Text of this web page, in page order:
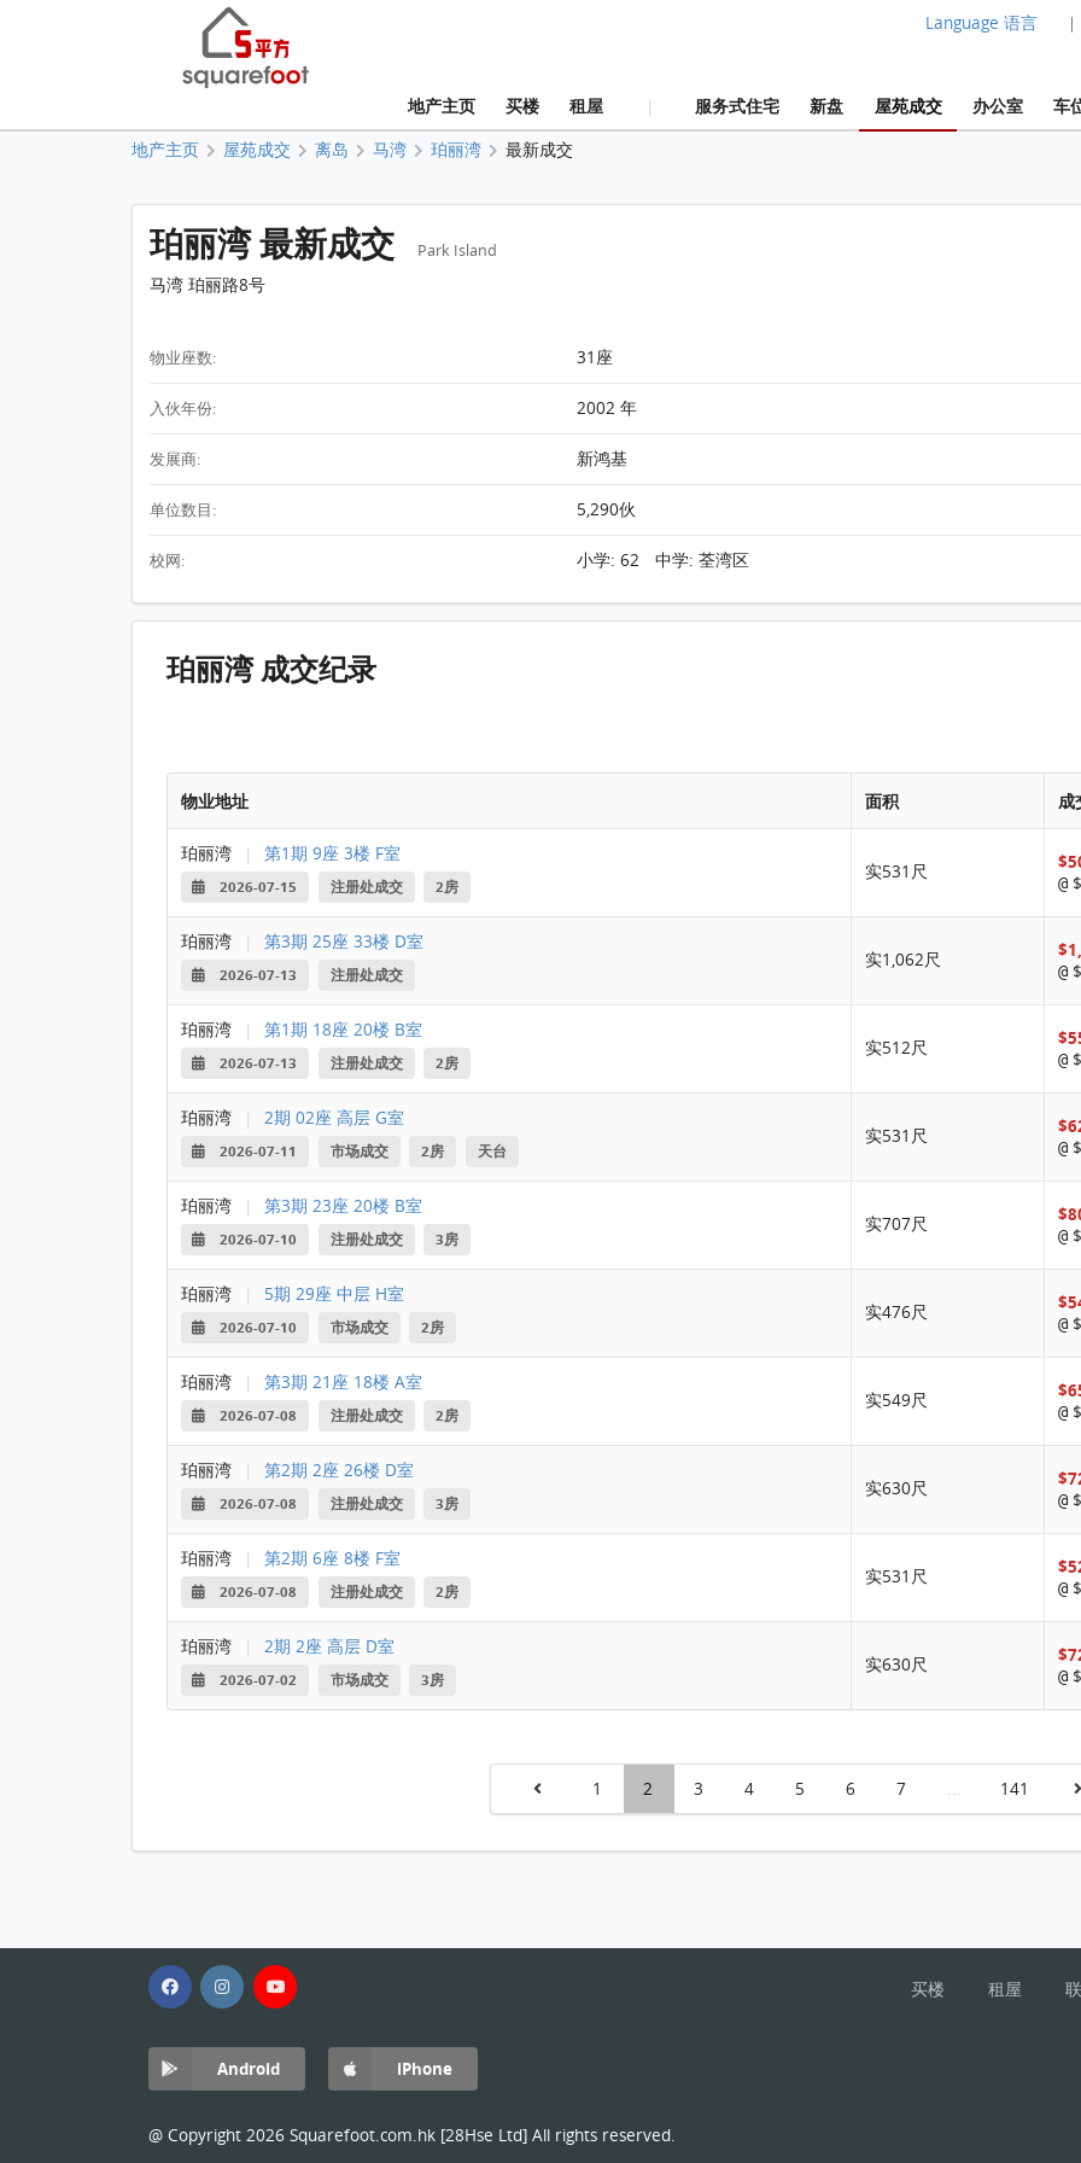
Language 语言 |
地产主页 买楼 租屋 | 服务式住宅 新盘 屋苑成交 办公室 车
地产主页 屋苑成交 离岛 马湾 珀丽湾 最新成交
珀丽湾 最新成交 Park Island
马湾 珀丽路8号
物业座数: 31座
入伙年份: 2002 年
发展商: 新鸿基
单位数目: 5,290伙
校网: 小学: 62 中学: 荃湾区
珀丽湾 成交纪录
物业地址 面积 成
珀丽湾 | 第1期 9座 3楼 F室
2026-07-15 注册处成交 2房
实531尺
@
珀丽湾 | 第3期 25座 33楼 D室
2026-07-13 注册处成交
实1,062尺
@
珀丽湾 | 第1期 18座 20楼 B室
2026-07-13 注册处成交 2房
实512尺
@
珀丽湾 | 2期 02座 高层 G室
2026-07-11 市场成交 2房 天台
实531尺
@
珀丽湾 | 第3期 23座 20楼 B室
2026-07-10 注册处成交 3房
实707尺
@
珀丽湾 | 5期 29座 中层 H室
2026-07-10 市场成交 2房
实476尺
@
珀丽湾 | 第3期 21座 18楼 A室
2026-07-08 注册处成交 2房
实549尺
@
珀丽湾 | 第2期 2座 26楼 D室
2026-07-08 注册处成交 3房
实630尺
@
珀丽湾 | 第2期 6座 8楼 F室
2026-07-08 注册处成交 2房
实531尺
@
珀丽湾 | 2期 2座 高层 D室
2026-07-02 市场成交 3房
实630尺
@
1 2 3 4 5 6 7 ... 141
买楼 租屋
Android iPhone
@ Copyright 2026 Squarefoot.com.hk [28Hse Ltd] All rights reserved.